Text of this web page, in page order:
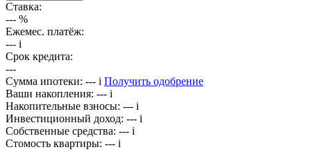
Ставка:
--- %
Ежемес. платёж:
--- i
Срок кредита:
---
Сумма ипотеки: --- i Получить одобрение
Ваши накопления: --- i
Накопительные взносы: --- i
Инвестиционный доход: --- i
Собственные средства: --- i
Стомость квартиры: --- i